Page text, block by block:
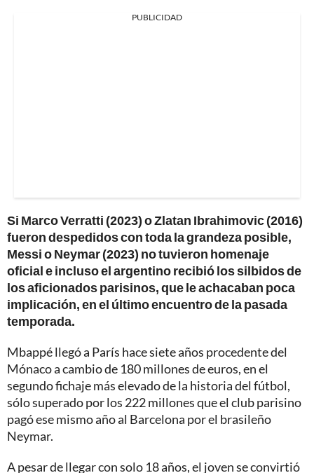
PUBLICIDAD
Si Marco Verratti (2023) o Zlatan Ibrahimovic (2016)
fueron despedidos con toda la grandeza posible,
Messi o Neymar (2023) no tuvieron homenaje
oficial e incluso el argentino recibió los silbidos de
los aficionados parisinos, que le achacaban poca
implicación, en el último encuentro de la pasada
temporada.
Mbappé llegó a París hace siete años procedente del
Mónaco a cambio de 180 millones de euros, en el
segundo fichaje más elevado de la historia del fútbol,
sólo superado por los 222 millones que el club parisino
pagó ese mismo año al Barcelona por el brasileño
Neymar.
A pesar de llegar con solo 18 años, el joven se convirtió